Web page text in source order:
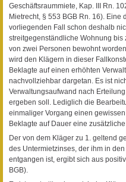
Geschäftsraummiete, Kap. III Rn.
Mietrecht, § 553 BGB Rn. 16). Eine
vorliegenden Fall schon deshalb
streitgegenständliche Wohnung bis
von zwei Personen bewohnt
wird den Klägern in dieser
Beklagte auf einen erhöhten
nachvollziehbar dargetan. Es ist
Verwaltungsaufwand nach
ergeben soll. Lediglich die
einmaliger Vorgang einen
Beklagte auf Dauer eine
Der von dem Kläger zu 1. geltend
des Untermietzinses, der ihm in
entgangen ist, ergibt sich aus
BGB).